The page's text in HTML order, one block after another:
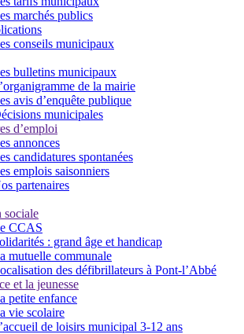
marchés publics
conseils municipaux
bulletins municipaux
de la mairie
avis d’enquête publique
municipales
d’emploi
annonces
candidatures spontanées
emplois saisonniers
partenaires
sociale
CCAS
: grand âge et handicap
mutuelle communale
des défibrillateurs à Pont-l’Abbé
et la jeunesse
petite enfance
vie scolaire
de loisirs municipal 3-12 ans